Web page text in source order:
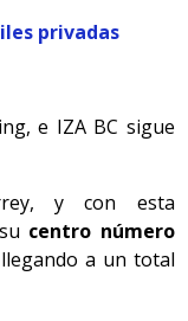
privadas
e IZA BC sigue
y con esta
centro número
a un total